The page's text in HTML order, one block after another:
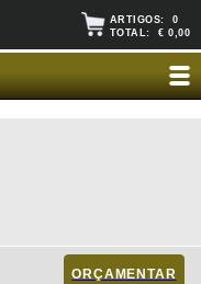
ARTIGOS: 0
TOTAL: € 0,00
ORÇAMENTAR